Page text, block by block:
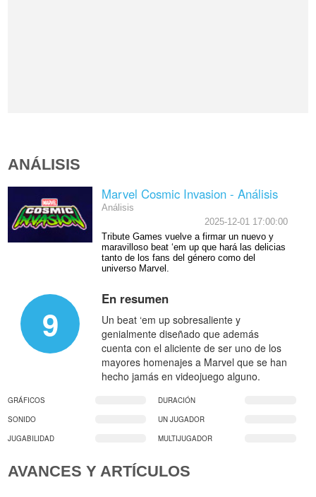
ANÁLISIS
Marvel Cosmic Invasion - Análisis
Análisis
2025-12-01 17:00:00
Tribute Games vuelve a firmar un nuevo y
maravilloso beat ‘em up que hará las delicias
tanto de los fans del género como del
universo Marvel.
9
En resumen
Un beat ‘em up sobresaliente y
genialmente diseñado que además
cuenta con el aliciente de ser uno de los
mayores homenajes a Marvel que se han
hecho jamás en videojuego alguno.
GRÁFICOS
DURACIÓN
SONIDO
UN JUGADOR
JUGABILIDAD
MULTIJUGADOR
AVANCES Y ARTÍCULOS